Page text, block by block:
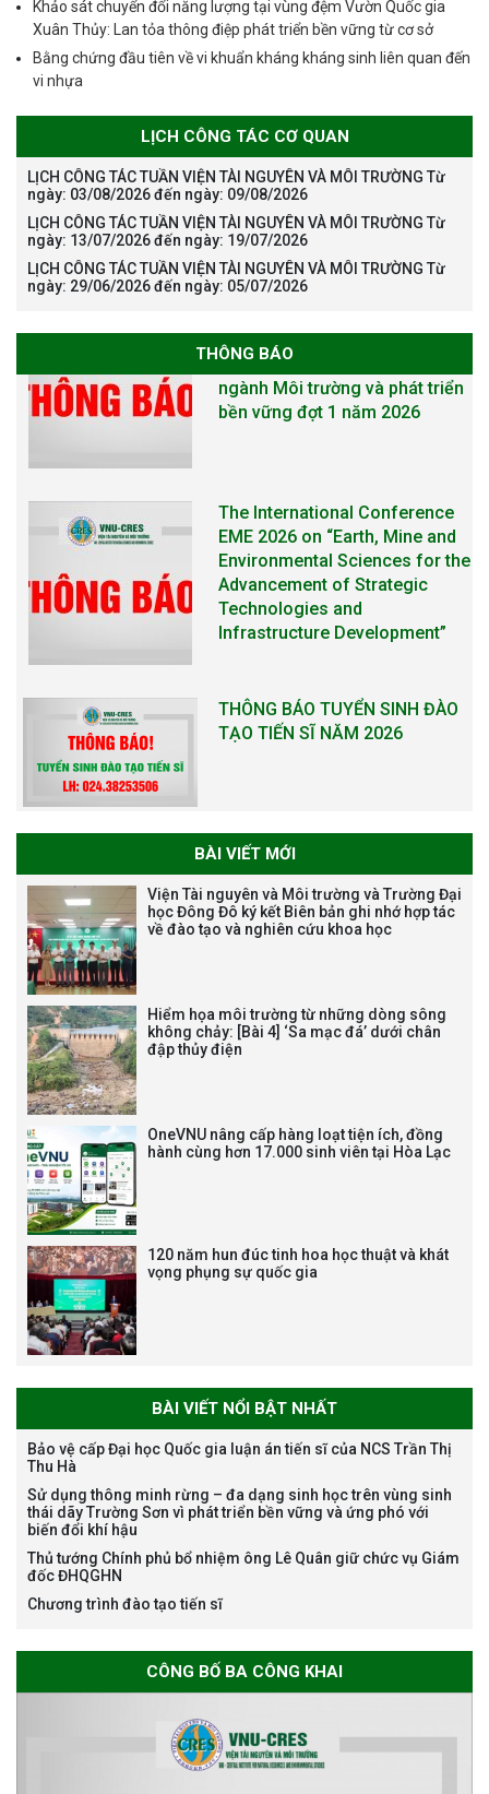
Khảo sát chuyển đổi năng lượng tại vùng đệm Vườn Quốc gia
Xuân Thủy: Lan tỏa thông điệp phát triển bền vững từ cơ sở
Bằng chứng đầu tiên về vi khuẩn kháng kháng sinh liên quan đến
vi nhựa
LỊCH CÔNG TÁC CƠ QUAN
LỊCH CÔNG TÁC TUẦN VIỆN TÀI NGUYÊN VÀ MÔI TRƯỜNG Từ
ngày: 03/08/2026 đến ngày: 09/08/2026
LỊCH CÔNG TÁC TUẦN VIỆN TÀI NGUYÊN VÀ MÔI TRƯỜNG Từ
ngày: 13/07/2026 đến ngày: 19/07/2026
LỊCH CÔNG TÁC TUẦN VIỆN TÀI NGUYÊN VÀ MÔI TRƯỜNG Từ
ngày: 29/06/2026 đến ngày: 05/07/2026
THÔNG BÁO
The International Conference
EME 2026 on “Earth, Mine and
Infrastructure Development”
THÔNG BÁO TUYỂN SINH ĐÀO
TẠO TIẾN SĨ NĂM 2026
THÔNG BÁO KẾ HOẠCH TỔ
NĂM XÂY DỰNG VÀ PHÁT TRIỂN
VIỆN (1985-2025) VÀ ĐÓN
vị trí việc làm chức danh nghề
nghiệp chuyên môn dùng
Bảo vệ luận án tiến sĩ của NCS
Nguyễn Thế Thông
Thông báo chương trình học
bổng Nagao tại Việt Nam năm
BÀI VIẾT MỚI
Viện Tài nguyên và Môi trường và Trường Đại
học Đông Đô ký kết Biên bản ghi nhớ hợp tác
về đào tạo và nghiên cứu khoa học
Hiểm họa môi trường từ những dòng sông
không chảy: [Bài 4] ‘Sa mạc đá’ dưới chân
đập thủy điện
OneVNU nâng cấp hàng loạt tiện ích, đồng
hành cùng hơn 17.000 sinh viên tại Hòa Lạc
120 năm hun đúc tinh hoa học thuật và khát
vọng phụng sự quốc gia
BÀI VIẾT NỔI BẬT NHẤT
Bảo vệ cấp Đại học Quốc gia luận án tiến sĩ của NCS Trần Thị
Thu Hà
Sử dụng thông minh rừng – đa dạng sinh học trên vùng sinh
thái dãy Trường Sơn vì phát triển bền vững và ứng phó với
biến đổi khí hậu
Thủ tướng Chính phủ bổ nhiệm ông Lê Quân giữ chức vụ Giám
đốc ĐHQGHN
Chương trình đào tạo tiến sĩ
CÔNG BỐ BA CÔNG KHAI